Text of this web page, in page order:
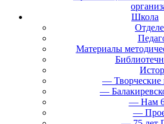
Школа
Материалы
— Творческие
—
— Нам
—